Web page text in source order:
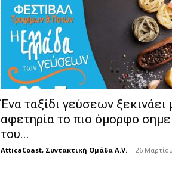
Ένα ταξίδι γεύσεων ξεκινάει
αφετηρία το πιο όμορφο
του...
AtticaCoast, Συντακτική Ομάδα A.V. - 26